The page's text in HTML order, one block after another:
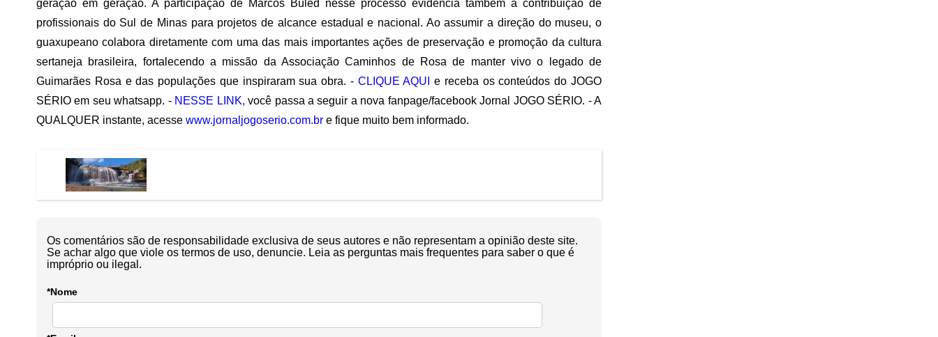
geração em geração. A participação de Marcos Buléd nesse processo evidencia também a contribuição de
profissionais do Sul de Minas para projetos de alcance estadual e nacional. Ao assumir a direção do museu, o
guaxupeano colabora diretamente com uma das mais importantes ações de preservação e promoção da cultura
sertaneja brasileira, fortalecendo a missão da Associação Caminhos de Rosa de manter vivo o legado de
Guimarães Rosa e das populações que inspiraram sua obra. - CLIQUE AQUI
e receba os conteúdos do JOGO
SÉRIO em seu whatsapp. - NESSE LINK, você passa a seguir a nova fanpage/facebook Jornal JOGO SÉRIO. - A
QUALQUER instante, acesse www.jornaljogoserio.com.br e fique muito bem informado.
Os comentários são de responsabilidade exclusiva de seus autores e não representam a opinião deste site.
Se achar algo que viole os termos de uso, denuncie. Leia as perguntas mais frequentes para saber o que é
impróprio ou ilegal.
*Nome